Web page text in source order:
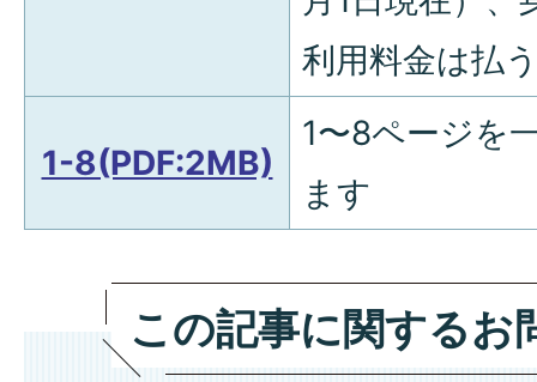
利用料金は払
1-8(PDF:2MB)
1〜8ページを
ます
この記事に関するお